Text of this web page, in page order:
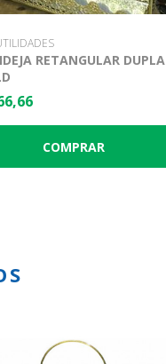
RETANGULAR DUPLA